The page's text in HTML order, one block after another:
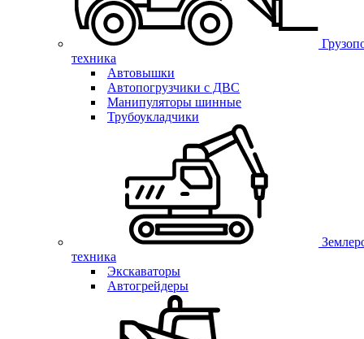
техника
Автовышки
Автопогрузчики с ДВС
Манипуляторы шинные
Трубоукладчики
техника
Экскаваторы
Автогрейдеры